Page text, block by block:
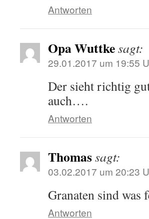
Antworten
Opa Wuttkesagt:
29.01.2017 um 19:55
Der sieht richtig
auch….
Antworten
Thomassagt:
03.02.2017 um 20:23
Granaten sind was
Antworten